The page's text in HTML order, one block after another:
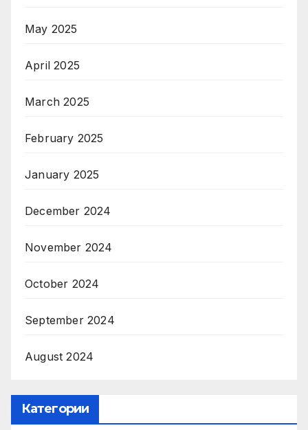
May 2025
April 2025
March 2025
February 2025
January 2025
December 2024
November 2024
October 2024
September 2024
August 2024
Категории